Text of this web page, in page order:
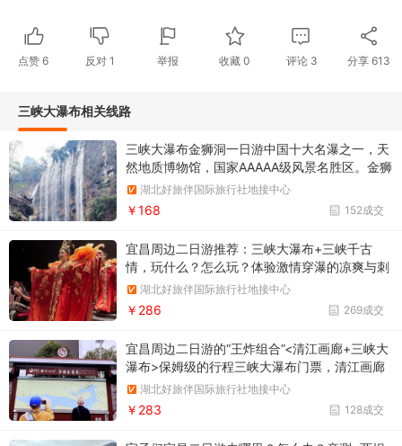
点赞6 反对1 举报 收藏 0 评论 3 分享 613
三峡大瀑布相关线路
三峡大瀑布金狮洞一日游中国十大名瀑之一，天
然地质博物馆，国家AAAAA级风景名胜区。金狮
洞，福地洞天，中国超大天然石灰岩溶洞之一。
湖北好旅伴国际旅行社地接中心
152成交
￥168
宜昌周边二日游推荐：三峡大瀑布+三峡千古
情，玩什么？怎么玩？体验激情穿瀑的凉爽与刺
激，沉浸式观看一生必看的震撼演出，了解三峡
的千古传奇。
湖北好旅伴国际旅行社地接中心
269成交
￥286
宜昌周边二日游的“王炸组合”<清江画廊+三峡大
瀑布>保姆级的行程三峡大瀑布门票，清江画廊
门票全含，现役军人，残疾人免门票（不免船
票）政策
湖北好旅伴国际旅行社地接中心
128成交
￥283